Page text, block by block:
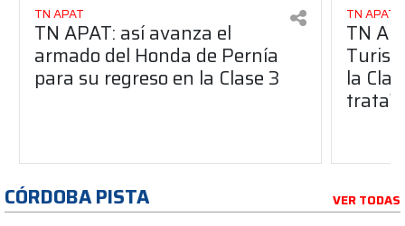
TN APAT
TN APAT: así avanza el
armado del Honda de Pernía
para su regreso en la Clase 3
TN APAT
TN
la
trata?
CÓRDOBA PISTA VER TODAS